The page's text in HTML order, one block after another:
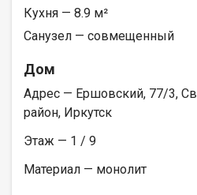
Кухня — 8.9 м²
Санузел — совмещенный
Дом
Адрес — Ершовский, 77/3,
район, Иркутск
Этаж — 1 / 9
Материал — монолит